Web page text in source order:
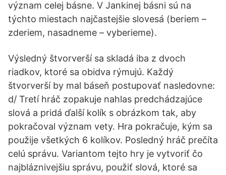
význam celej básne. V Jankinej básni sú na
týchto miestach najčastejšie slovesá (beriem –
zderiem, nasadneme – vyberieme).
Výsledný štvorverší sa skladá iba z dvoch
riadkov, ktoré sa obidva rýmujú. Každý
štvorverší by mal báseň postupovať nasledovne:
d/ Tretí hráč zopakuje nahlas predchádzajúce
slová a pridá ďalší kolík s obrázkom tak, aby
pokračoval význam vety. Hra pokračuje, kým sa
použije všetkých 6 kolíkov. Posledný hráč prečíta
celú správu. Variantom tejto hry je vytvoriť čo
najbláznivejšiu správu, použiť slová, ktoré sa